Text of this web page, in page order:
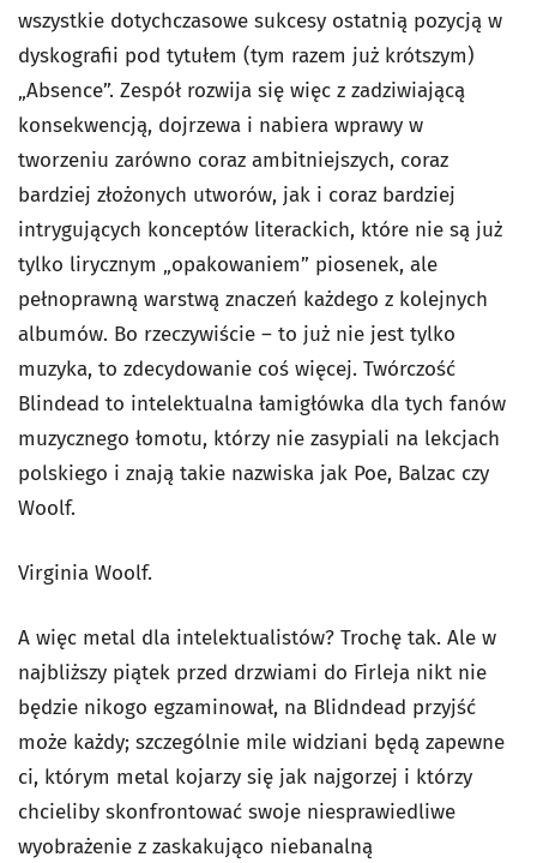
wszystkie dotychczasowe sukcesy ostatnią pozycją w
dyskografii pod tytułem (tym razem już krótszym)
„Absence”. Zespół rozwija się więc z zadziwiającą
konsekwencją, dojrzewa i nabiera wprawy w
tworzeniu zarówno coraz ambitniejszych, coraz
bardziej złożonych utworów, jak i coraz bardziej
intrygujących konceptów literackich, które nie są już
tylko lirycznym „opakowaniem” piosenek, ale
pełnoprawną warstwą znaczeń każdego z kolejnych
albumów. Bo rzeczywiście – to już nie jest tylko
muzyka, to zdecydowanie coś więcej. Twórczość
Blindead to intelektualna łamigłówka dla tych fanów
muzycznego łomotu, którzy nie zasypiali na lekcjach
polskiego i znają takie nazwiska jak Poe, Balzac czy
Woolf.
Virginia Woolf.
A więc metal dla intelektualistów? Trochę tak. Ale w
najbliższy piątek przed drzwiami do Firleja nikt nie
będzie nikogo egzaminował, na Blidndead przyjść
może każdy; szczególnie mile widziani będą zapewne
ci, którym metal kojarzy się jak najgorzej i którzy
chcieliby skonfrontować swoje niesprawiedliwe
wyobrażenie z zaskakująco niebanalną